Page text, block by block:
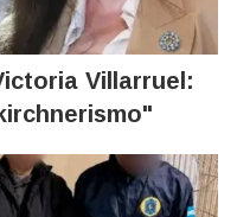
Villarruel: